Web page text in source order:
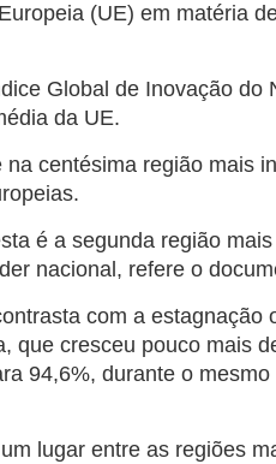
(UE) em matéria
Global de Inovação do
da UE.
centésima região mais
é a segunda região
nacional, refere o
com a estagnação
que cresceu pouco mais
94,6%, durante o
lugar entre as regiões